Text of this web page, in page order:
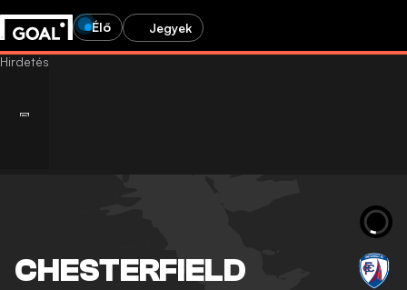
Élő Jegyek
CHESTERFIELD